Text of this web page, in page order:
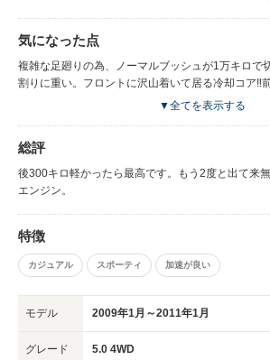
気になった点
複雑な足廻りの為、ノーマルブッシュが1万キロで
割りに重い。フロントに沢山着いて居る冷却コア‼
▼全てを表示する
総評
後300キロ軽かったら最高です。もう2度と出て来
エンジン。
特徴
カジュアル スポーティ 加速が良い
モデル 2009年1月～2011年1月
グレード 5.0 4WD